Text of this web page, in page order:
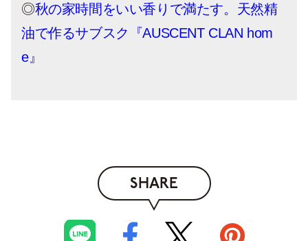
◎秋の家時間をいい香りで満たす。天然精
油で作るサブスク『AUSCENT CLAN hom
e』
SHARE